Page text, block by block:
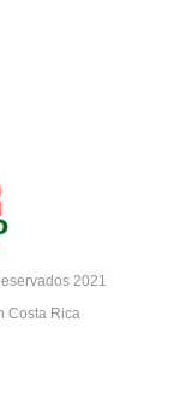
2021
Costa Rica